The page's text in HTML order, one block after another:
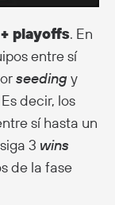
playoffs. En
entre sí
seedingy
decir, los
sí hasta un
3 wins
de la fase